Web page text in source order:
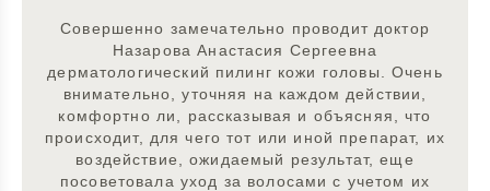
Совершенно замечательно проводит доктор
Назарова Анастасия Сергеевна
дерматологический пилинг кожи головы. Очень
внимательно, уточняя на каждом действии,
комфортно ли, рассказывая и объясняя, что
происходит, для чего тот или иной препарат, их
воздействие, ожидаемый результат, еще
посоветовала уход за волосами с учетом их